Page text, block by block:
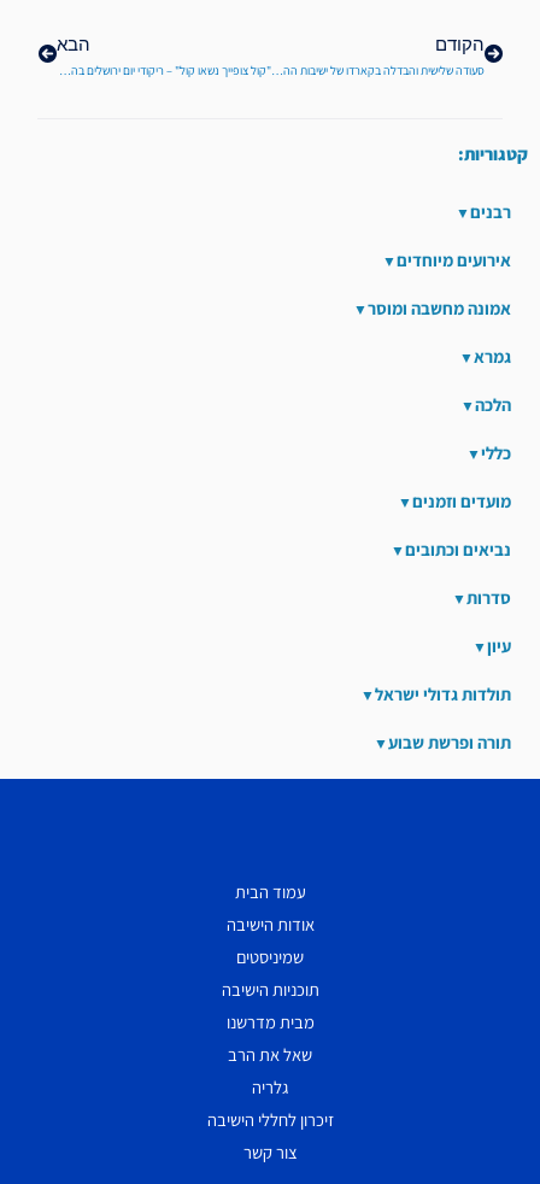
הקודם
סעודה שלישית והבדלה בקארדו של ישיבות ההסדר | מוצאי שבת ירושלים
הבא
"קול צופייך נשאו קול" – ריקודי יום ירושלים בהיכל ישיבת הכותל
קטגוריות:
רבנים
אירועים מיוחדים
אמונה מחשבה ומוסר
גמרא
הלכה
כללי
מועדים וזמנים
נביאים וכתובים
סדרות
עיון
תולדות גדולי ישראל
תורה ופרשת שבוע
עמוד הבית
אודות הישיבה
שמיניסטים
תוכניות הישיבה
מבית מדרשנו
שאל את הרב
גלריה
זיכרון לחללי הישיבה
צור קשר